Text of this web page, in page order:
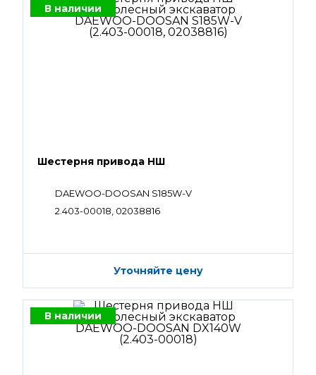
В наличии
Шестерня привода НШ
DAEWOO-DOOSAN S185W-V
2.403-00018, 02038816
Уточняйте цену
В наличии